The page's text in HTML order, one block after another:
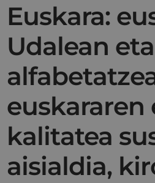
Euskara:
Udalean
euskararen
kalitatea
aisialdia,